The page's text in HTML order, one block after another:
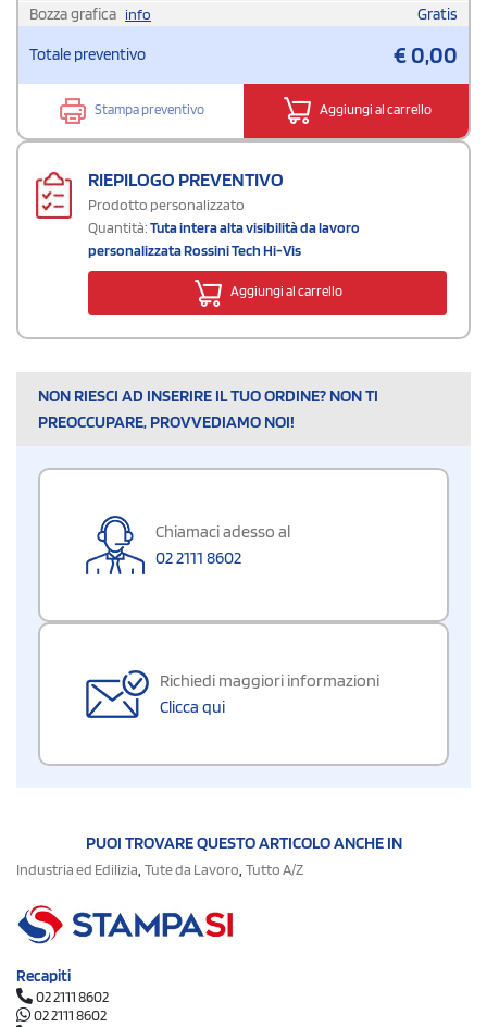
Bozza grafica info Gratis
Totale preventivo €0,00
Stampa preventivo Aggiungi al carrello
RIEPILOGO PREVENTIVO
Prodotto personalizzato
Quantità:Tuta intera alta visibilità da lavoro
personalizzata Rossini Tech Hi-Vis
Aggiungi al carrello
NON RIESCI AD INSERIRE IL TUO ORDINE? NON TI
PREOCCUPARE, PROVVEDIAMO NOI!
Chiamaci adesso al
02 2111 8602
Richiedi maggiori informazioni
Clicca qui
PUOI TROVARE QUESTO ARTICOLO ANCHE IN
Industria ed Edilizia Tute da Lavoro Tutto A/Z
Recapiti
02 2111 8602
02 2111 8602